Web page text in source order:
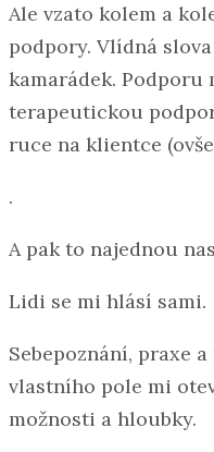
Ale vzato kolem a
podpory. Vlídná
kamarádek. Podporu
terapeutickou
ruce na klientce
.
A pak to najednou
Lidi se mi hlásí sami.
Sebepoznání, praxe
vlastního pole mi
možnosti a hloubky.